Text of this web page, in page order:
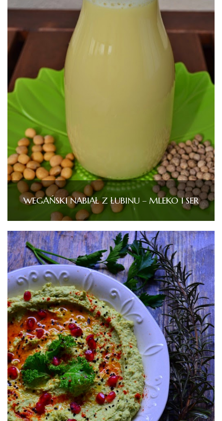
WEGAŃSKI NABIAŁ Z ŁUBINU – MLEKO I SER